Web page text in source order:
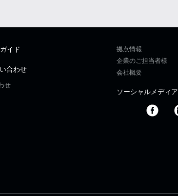
イド
合わせ
せ
拠点情報
企業のご担当者様
会社概要
ソーシャルメディア